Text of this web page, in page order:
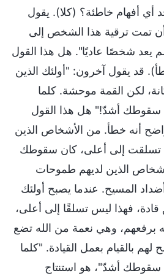
أي أفهام خاطئة؟ (كلا). يقول
تمت ترقية هذا الشخص إلى
لم يعد شخصًا عاديًا". هل هذا القول
قد يقول آخرون: "أولئك الذين
لكن القمة موحشة. كلما
سقوطك أشدّ!" هل هذا القول
أنه خطأ. من الأشخاص الذين
تسلقت إلى أعلى، كان سقوطك
الذين لديهم طموحات
المسيح. عندما يصبح أولئك
فهذا ليس تسلقًا إلى أعلى،
برفعهم، وهي نعمة من الله تضع
بالقيام بعمل القيادة. "كلما
أشدّ"، هو استنتاج